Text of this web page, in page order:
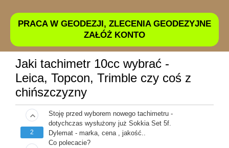
PRACA W GEODEZJI, ZLECENIA GEODEZYJNE
ZAŁÓŻ KONTO
Jaki tachimetr 10cc wybrać -
Leica, Topcon, Trimble czy coś z
chińszczyzny
keyboard_arrow_up
2
Stoję przed wyborem nowego tachimetru -
dotychczas wysłużony już Sokkia Set 5f.
Dylemat - marka, cena , jakość..
Co polecacie?